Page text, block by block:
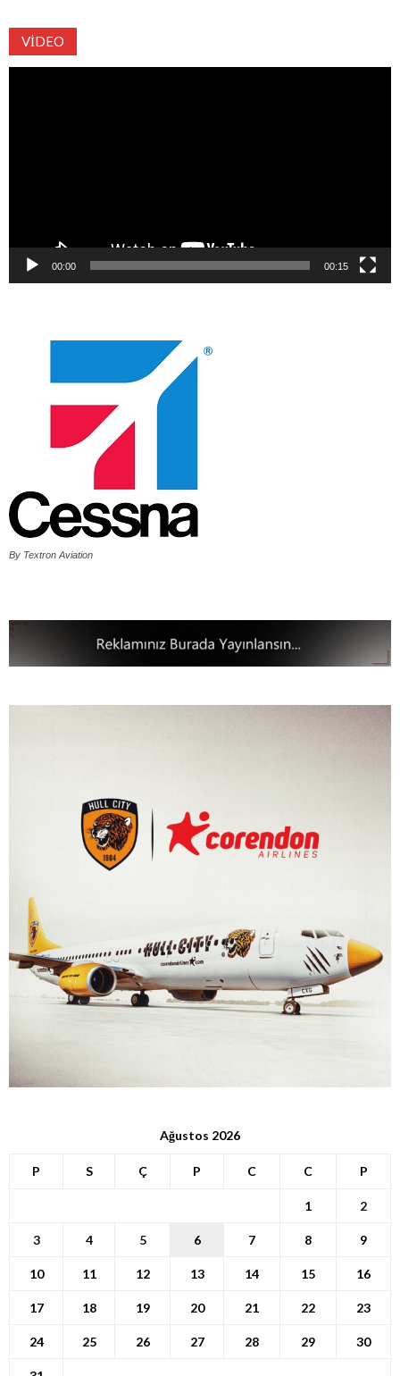
VIDEO
00:00 00:15
By Textron Aviation
Ağustos 2026
P S Ç P C C P
1 2
3 4 5 6 7 8 9
10 11 12 13 14 15 16
17 18 19 20 21 22 23
24 25 26 27 28 29 30